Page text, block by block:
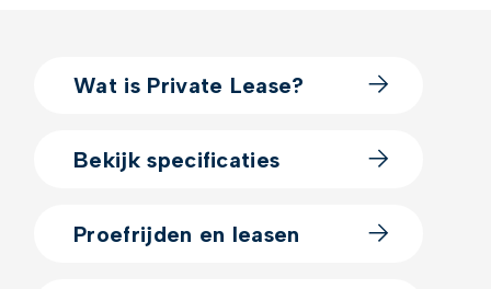
Wat is Private Lease?
Bekijk specificaties
Proefrijden en leasen